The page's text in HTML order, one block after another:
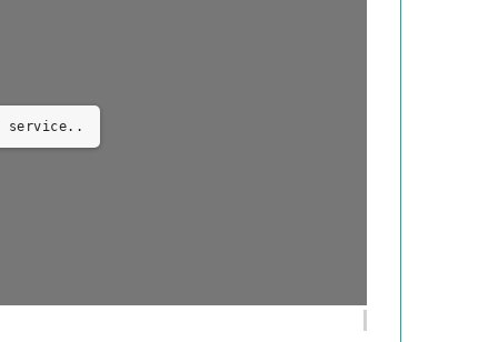
service..